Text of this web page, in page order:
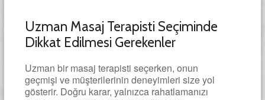
Uzman Masaj Terapisti Seçiminde
Dikkat Edilmesi Gerekenler
Uzman bir masaj terapisti seçerken, onun
geçmişi ve müşterilerinin deneyimleri size yol
gösterir. Doğru karar, yalnızca rahatlamanızı